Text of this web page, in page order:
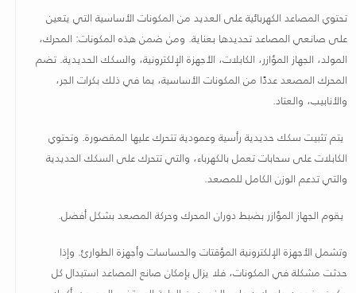
تحتوي المصاعد الكهربائية على العديد من المكونات الأساسية التي يتعين
على صانعي المصاعد تحديدها بعناية. ومن ضمن هذه المكونات: المحرك،
المولد، الجهاز المؤازر، الكابلات، الأجهزة الإلكترونية، والسكك الحديدية. تضم
المحرك المصعد عددًا من المكونات الأساسية، بما في ذلك بكرات الجر،
والأنابيب، والعتاد.
يتم تثبيت سكك حديدية رأسية وعمودية تتحرك عليها المقصورة. وتحتوي
الكابلات على سحابات تعمل بالكهرباء، والتي تتحرك على السكك الحديدية
والتي تدعم الوزن الكامل للمصعد.
يقوم الجهاز المؤازر بضبط دوران المحرك وحركة المصعد بشكل أفضل.
وتشمل الأجهزة الإلكترونية المؤقتات والحساسات وأجهزة الطوارئ. وإذا
حدثت مشكلة في المكونات، فلا يزال بإمكان صانع المصاعد استبدال كل